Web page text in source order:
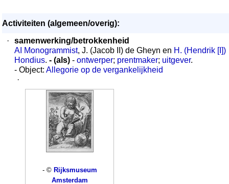
Activiteiten (algemeen/overig):
·
samenwerking/betrokkenheid
AI Monogrammist, J. (Jacob II) de Gheyn en H. (Hendrik [I])
Hondius. - (als) - ontwerper; prentmaker; uitgever.
- Object: Allegorie op de vergankelijkheid
·
- © Rijksmuseum
Amsterdam